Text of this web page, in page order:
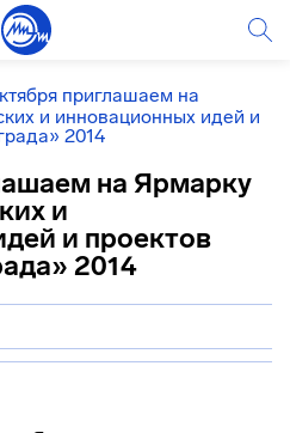
приглашаем на
и инновационных идей и
2014
на Ярмарку
и
и проектов
2014